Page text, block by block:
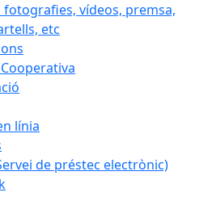
fotografies, vídeos, premsa,
etc
línia
de préstec electrònic)